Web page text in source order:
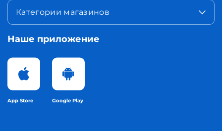
Категории магазинов
Наше приложение
App Store Google Play